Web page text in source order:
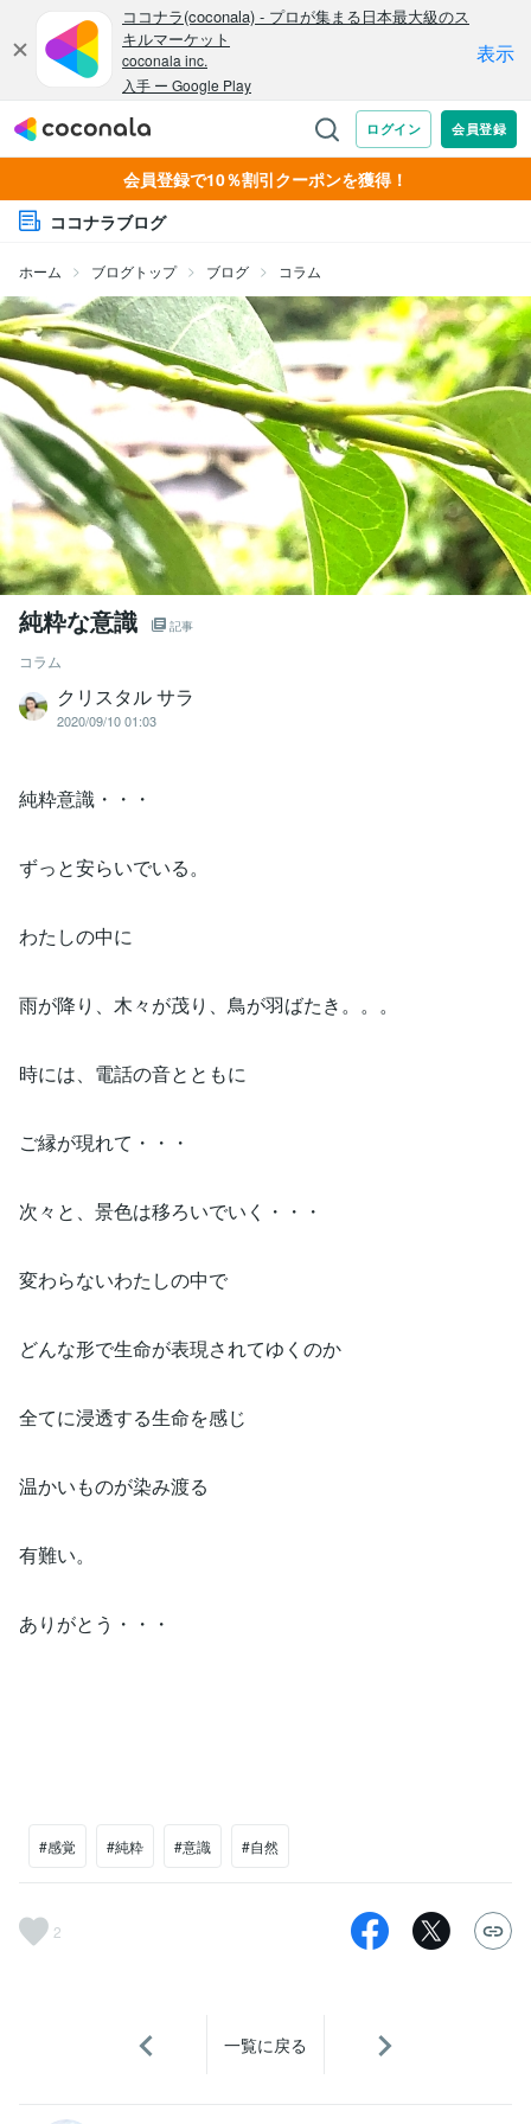
会員登録で10％割引クーポンを獲得！
ココナラブログ
ホーム ブログトップ ブログ コラム
純粋な意識 記事
コラム
クリスタル サラ
2020/09/10 01:03
純粋意識・・・
ずっと安らいでいる。
わたしの中に
雨が降り、木々が茂り、鳥が羽ばたき。。。
時には、電話の音とともに
ご縁が現れて・・・
次々と、景色は移ろいでいく・・・
変わらないわたしの中で
どんな形で生命が表現されてゆくのか
全てに浸透する生命を感じ
温かいものが染み渡る
有難い。
ありがとう・・・
#感覚 #純粋 #意識 #自然
2
一覧に戻る